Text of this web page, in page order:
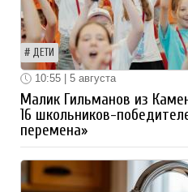
ДЕТИ
10:55 | 5 августа
Малик Гильманов из
16 школьников-
перемена»